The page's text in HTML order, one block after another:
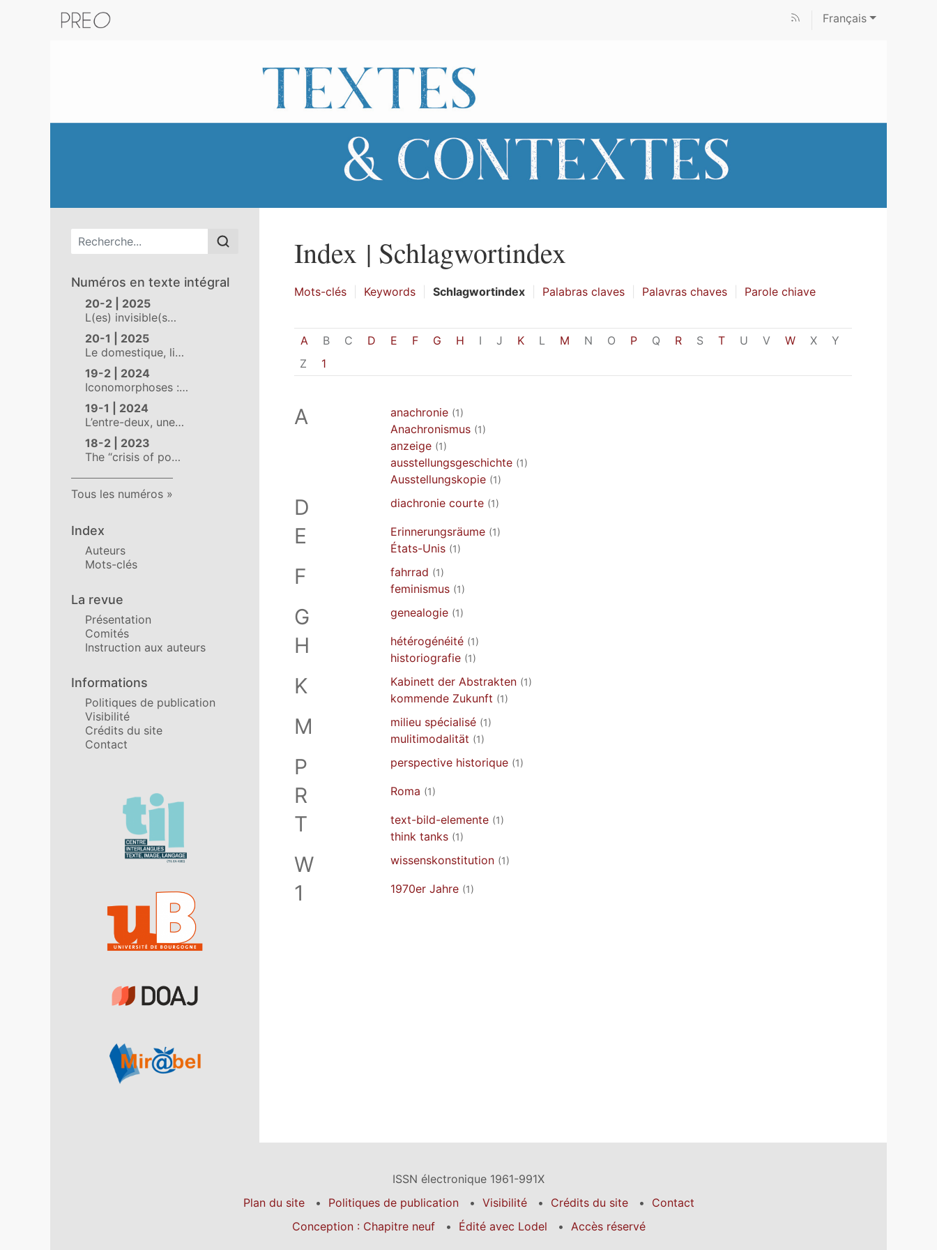
Français
Menu principal
Numéros en texte intégral
20-2 | 2025
L(es) invisible(s…
20-1 | 2025
Le domestique, li…
19-2 | 2024
Iconomorphoses :…
19-1 | 2024
L’entre-deux, une…
18-2 | 2023
The “crisis of po…
Tous les numéros
Index
Auteurs
Mots-clés
La revue
Présentation
Comités
Instruction aux auteurs
Informations
Politiques de publication
Visibilité
Crédits du site
Contact
Affiliations/partenaires
Index | Schlagwortindex
Mots-clés Keywords Schlagwortindex Palabras claves Palavras chaves Parole chiave
A B C D E F G H I J K L M N O P Q R S T U V W X
Y
Z
1
A anachronie (1)
Anachronismus (1)
anzeige (1)
ausstellungsgeschichte (1)
Ausstellungskopie (1)
D diachronie courte (1)
E Erinnerungsräume (1)
États-Unis (1)
F fahrrad (1)
feminismus (1)
G genealogie (1)
H hétérogénéité (1)
historiografie (1)
K Kabinett der Abstrakten (1)
kommende Zukunft (1)
M milieu spécialisé (1)
mulitimodalität (1)
P perspective historique (1)
R Roma (1)
T text-bild-elemente (1)
think tanks (1)
W wissenskonstitution (1)
1 1970er Jahre (1)
ISSN électronique 1961-991X
Plan du site
Politiques de publication Visibilité Crédits du site
Contact
Conception : Chapitre neuf
Édité avec Lodel Accès réservé